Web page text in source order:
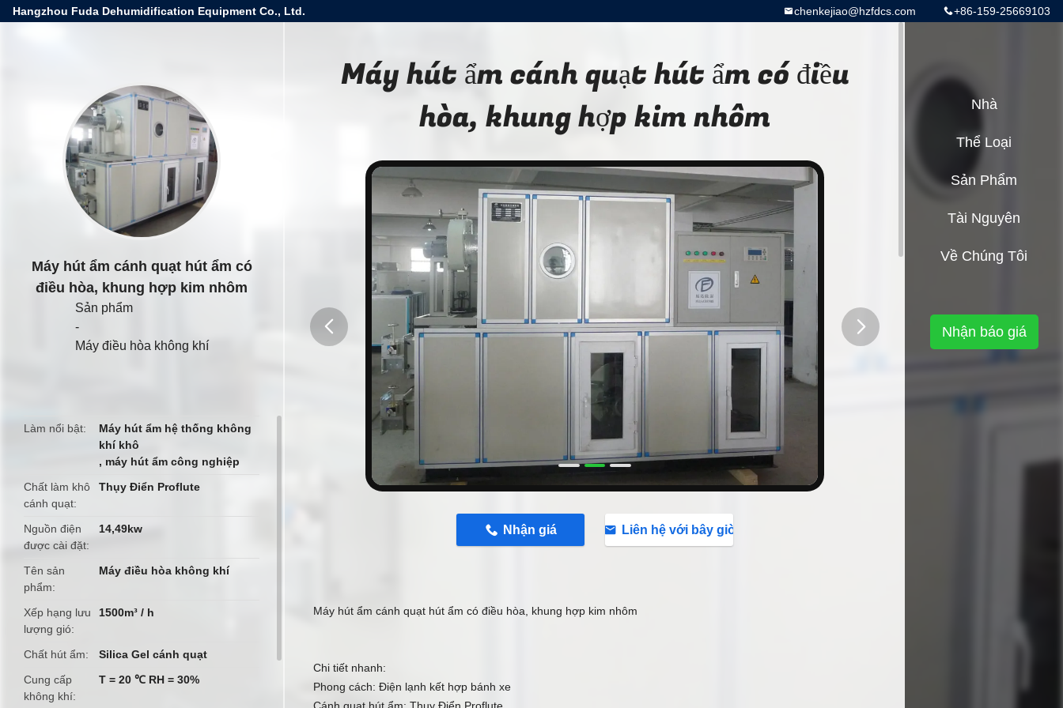
Hangzhou Fuda Dehumidification Equipment Co., Ltd. +86-159-25669103
chenkejiao@hzfdcs.com
Máy hút ẩm cánh quạt hút ẩm có
điều hòa, khung hợp kim nhôm
Sản phẩm
-
Máy điều hòa không khí
Làm nổi bật
Máy hút ẩm hệ thống không
khí khô
, máy hút ẩm công nghiệp
Chất làm khô
cánh quạt
Thụy Điển Proflute
Nguồn điện
được cài đặt
14,49kw
Tên sản
phẩm
Máy điều hòa không khí
Xếp hạng lưu
lượng gió
1500m³ / h
Chất hút ẩm
Silica Gel cánh quạt
Cung cấp
không khí
T = 20 ℃ RH = 30%
Máy hút ẩm cánh quạt hút ẩm có điều
hòa, khung hợp kim nhôm
Nhận giá Liên hệ với bây giờ
Máy hút ẩm cánh quạt hút ẩm có điều hòa, khung hợp kim nhôm
Chi tiết nhanh:
Phong cách: Điện lạnh kết hợp bánh xe
Nhà
Thể Loại
Sản Phẩm
Tài Nguyên
Về Chúng Tôi
Nhận báo giá